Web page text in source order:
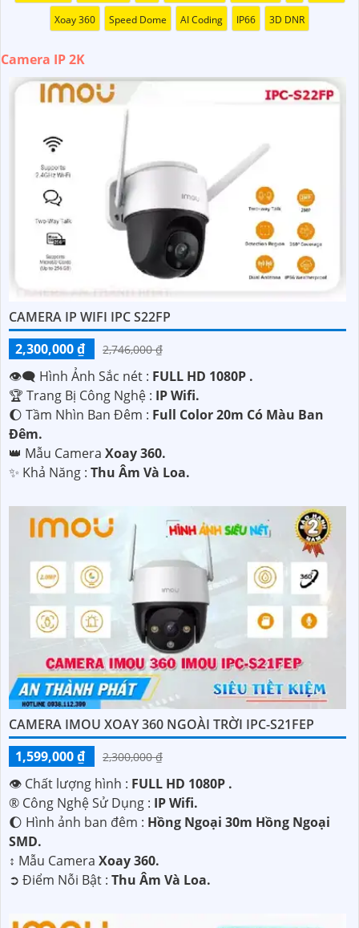
Xoay 360 Speed Dome AI Coding IP66 3D DNR
Camera IP 2K
CAMERA IP WIFI IPC S22FP
2,300,000 ₫
2,746,000 ₫
👁️‍🗨 Hình Ảnh Sắc nét : FULL HD 1080P .
🏆 Trang Bị Công Nghệ : IP Wifi.
🌔 Tầm Nhìn Ban Đêm : Full Color 20m Có Màu Ban
Đêm.
👑 Mẫu Camera Xoay 360.
️✨ Khả Năng : Thu Âm Và Loa.
CAMERA IMOU XOAY 360 NGOÀI TRỜI IPC-S21FEP
1,599,000 ₫
2,300,000 ₫
👁 Chất lượng hình : FULL HD 1080P .
®️ Công Nghệ Sử Dụng : IP Wifi.
🌔 Hình ảnh ban đêm : Hồng Ngoại 30m Hồng Ngoại
SMD.
↕️ Mẫu Camera Xoay 360.
️➲ Điểm Nỗi Bật : Thu Âm Và Loa.